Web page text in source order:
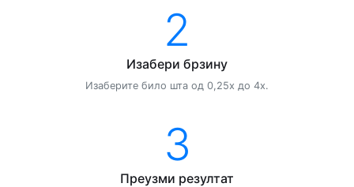
2
Изабери брзину
Изаберите било шта од 0,25х до 4х.
3
Преузми резултат